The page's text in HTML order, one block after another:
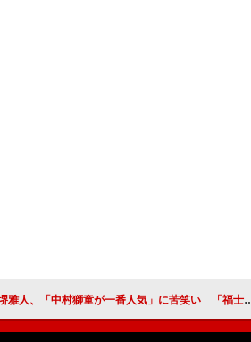
雅人、「中村獅童が一番人気」に苦笑い 「福士（誠治）くんと話がしたい」